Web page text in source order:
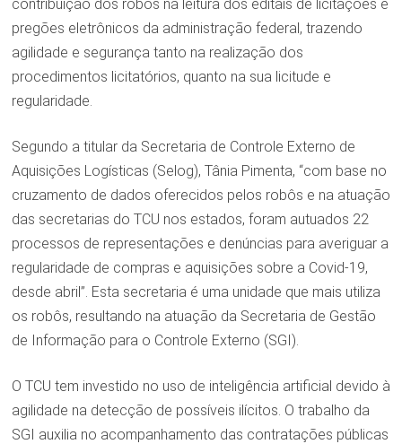
contribuição dos robôs na leitura dos editais de licitações e
pregões eletrônicos da administração federal, trazendo
agilidade e segurança tanto na realização dos
procedimentos licitatórios, quanto na sua licitude e
regularidade.
Segundo a titular da Secretaria de Controle Externo de
Aquisições Logísticas (Selog), Tânia Pimenta, “com base no
cruzamento de dados oferecidos pelos robôs e na atuação
das secretarias do TCU nos estados, foram autuados 22
processos de representações e denúncias para averiguar a
regularidade de compras e aquisições sobre a Covid-19,
desde abril”. Esta secretaria é uma unidade que mais utiliza
os robôs, resultando na atuação da Secretaria de Gestão
de Informação para o Controle Externo (SGI).
O TCU tem investido no uso de inteligência artificial devido à
agilidade na detecção de possíveis ilícitos. O trabalho da
SGI auxilia no acompanhamento das contratações públicas